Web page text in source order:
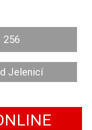
256
Jelenicí